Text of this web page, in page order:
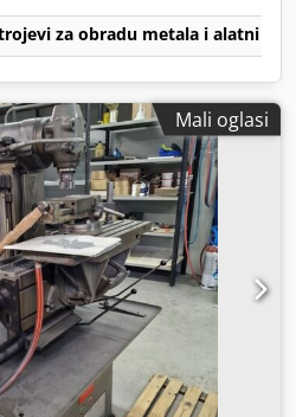
za obradu metala i alatni
Mali oglasi